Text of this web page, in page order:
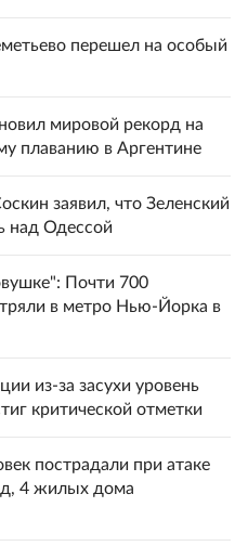
перешел на особый
мировой рекорд на
плаванию в Аргентине
заявил, что Зеленский
над Одессой
Почти 700
в метро Нью-Йорка в
из-за засухи уровень
критической отметки
пострадали при атаке
4 жилых дома